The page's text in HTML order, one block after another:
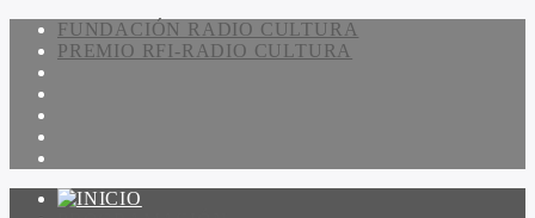
FUNDACIÓN RADIO CULTURA
PREMIO RFI-RADIO CULTURA